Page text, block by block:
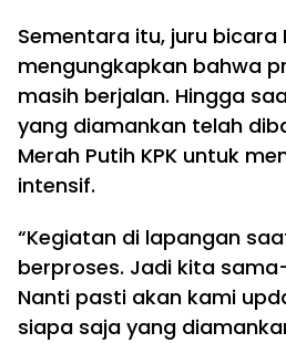
Sementara itu, juru bicara
mengungkapkan bahwa
masih berjalan. Hingga
yang diamankan telah
Merah Putih KPK untuk
intensif.
“Kegiatan di lapangan
berproses. Jadi kita
Nanti pasti akan kami
siapa saja yang